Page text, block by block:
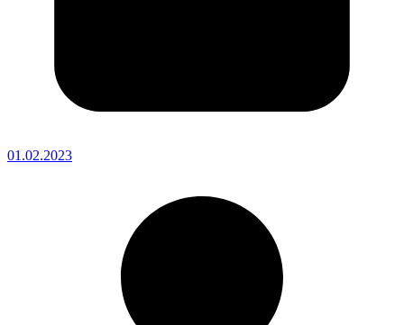
01.02.2023